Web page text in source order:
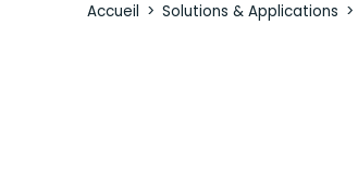
Accueil Solutions & Applications